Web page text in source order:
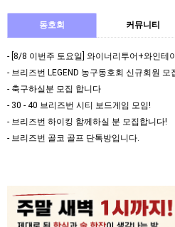
동호회 커뮤니티
- 브리즈번 LEGEND 농구동호회 신규회원 모
- 축구하실분 모집 합니다
- 30 - 40 브리즈번 시티 보드게임 모임!
- 브리즈번 하이킹 함께하실 분 모집합니다!
- 브리즈번 골코 골프 단톡방입니다.